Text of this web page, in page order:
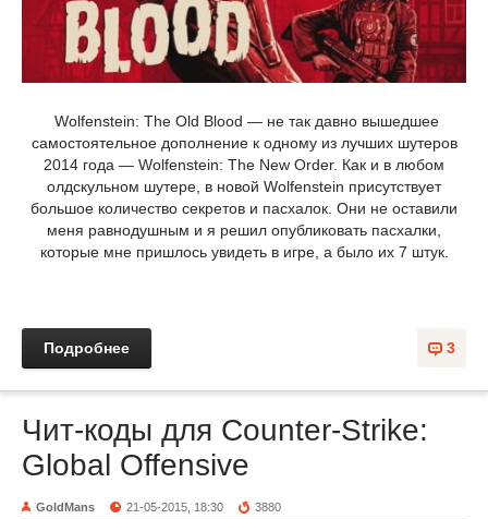
Wolfenstein: The Old Blood — не так давно вышедшее
самостоятельное дополнение к одному из лучших шутеров
2014 года — Wolfenstein: The New Order. Как и в любом
олдскульном шутере, в новой Wolfenstein присутствует
большое количество секретов и пасхалок. Они не оставили
меня равнодушным и я решил опубликовать пасхалки,
которые мне пришлось увидеть в игре, а было их 7 штук.
3
Подробнее
Чит-коды для Counter-Strike:
Global Offensive
GoldMans 21-05-2015, 18:30 3880